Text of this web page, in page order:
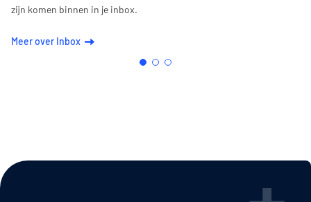
zijn komen binnen in je inbox.
Meer over Inbox